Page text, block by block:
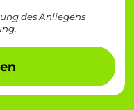
des Anliegens
.